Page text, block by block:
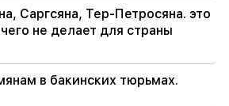
рублей в Армению
общины Татев Мурада
4 миллиона
Саргсяна, Тер-Петросяна. это
не делает для страны
в бакинских тюрьмах.